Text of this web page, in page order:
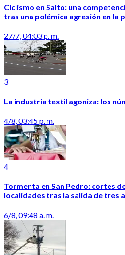
Ciclismo en Salto: una
tras una polémica agresión en la
27/7, 04:03 p. m.
3
La industria textil agoniza: los
4/8, 03:45 p. m.
4
Tormenta en San Pedro: cortes
localidades tras la salida de tres
6/8, 09:48 a. m.